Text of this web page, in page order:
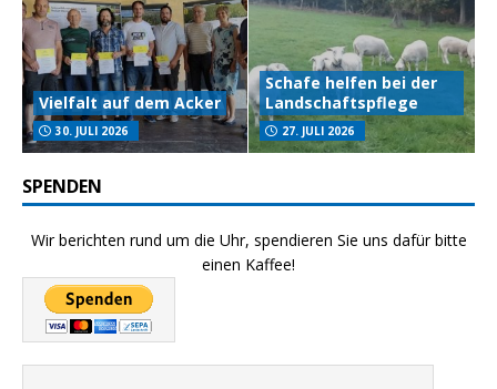
Vielfalt auf dem Acker
30. JULI 2026
Schafe helfen bei der
Landschaftspflege
27. JULI 2026
SPENDEN
Wir berichten rund um die Uhr, spendieren Sie uns dafür bitte
einen Kaffee!